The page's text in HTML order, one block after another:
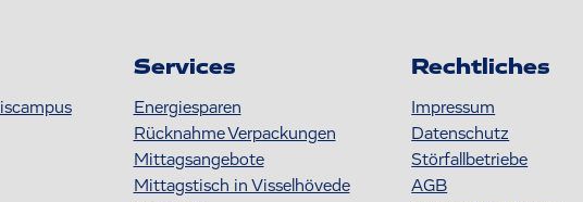
Services
Energiesparen
Rücknahme Verpackungen
Mittagsangebote
Mittagstisch in Visselhövede
Rechtliches
Impressum
Datenschutz
Störfallbetriebe
AGB